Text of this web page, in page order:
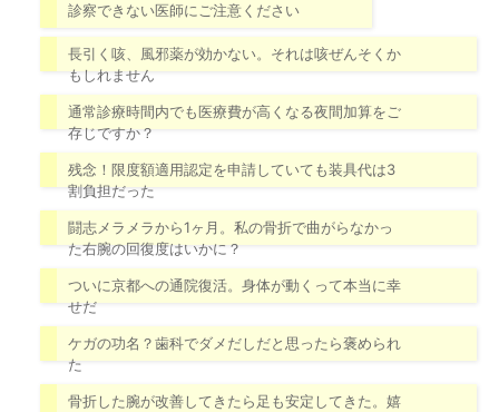
診察できない医師にご注意ください
長引く咳、風邪薬が効かない。それは咳ぜんそくか
もしれません
通常診療時間内でも医療費が高くなる夜間加算をご
存じですか？
残念！限度額適用認定を申請していても装具代は3
割負担だった
闘志メラメラから1ヶ月。私の骨折で曲がらなかっ
た右腕の回復度はいかに？
ついに京都への通院復活。身体が動くって本当に幸
せだ
ケガの功名？歯科でダメだしだと思ったら褒められ
た
骨折した腕が改善してきたら足も安定してきた。嬉